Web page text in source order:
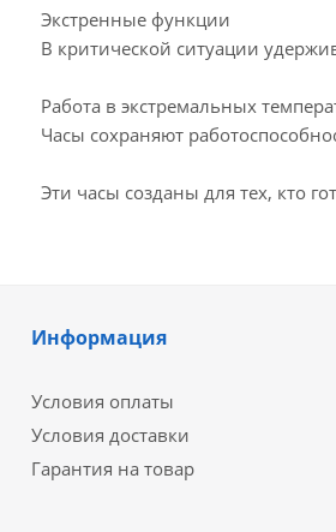
Экстренные функции
В критической ситуации
Работа в экстремальных
Часы сохраняют
Эти часы созданы для тех, кто
Информация
Условия оплаты
Условия доставки
Гарантия на товар